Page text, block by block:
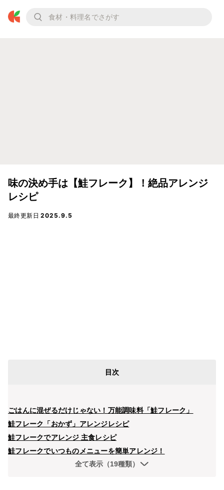
味の決め手は【鮭フレーク】！絶品アレンジ
レシピ
最終更新日2025.9.5
目次
ごはんに混ぜるだけじゃない！万能調味料「鮭フレーク」
鮭フレーク「おかず」アレンジレシピ
鮭フレークでアレンジ 主食レシピ
鮭フレークでいつものメニューを簡単アレンジ！
全て表示（19種類）